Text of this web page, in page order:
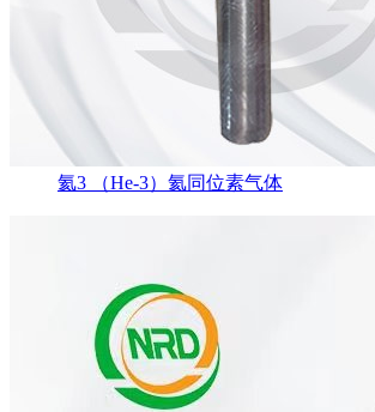
氦3 （He-3）氦同位素气体